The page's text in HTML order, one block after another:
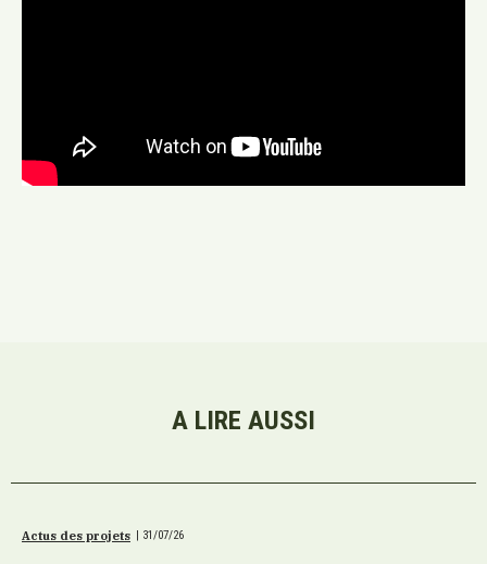
A LIRE AUSSI
Actus des projets | 31/07/26